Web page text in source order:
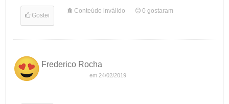
Gostei
Conteúdo inválido 0 gostaram
Frederico Rocha
em 24/02/2019